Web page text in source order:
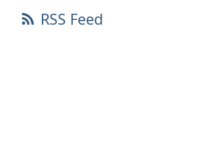
RSS Feed